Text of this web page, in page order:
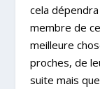
cela
membre de
meilleure
proches, de
suite mais